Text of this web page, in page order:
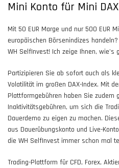
Mini Konto für Mini DAX
Mit 50 EUR Marge und nur 500 EUR
europäischen Börsenindizes
WH SelfInvest! Ich zeige Ihnen, wie's
Partizipieren Sie ab sofort auch als
Volatilität im großen DAX-Index. Mit
Plattformgebühren haben Sie zudem
Inaktivitätsgebühren, um sich die
Dauerdemo zu eigen zu machen.
aus Dauerübungskonto und Live-
die WH SelfInvest immer schon mal
Trading-Plattform für CFD, Forex,